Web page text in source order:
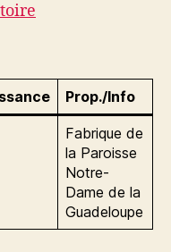
Prop./Info
Fabrique de
la Paroisse
Notre-
Dame de la
Guadeloupe